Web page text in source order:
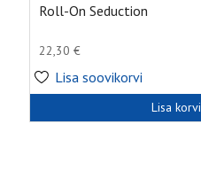
Roll-On Seduction
22,30€
Lisa soovikorvi
Lisa korvi